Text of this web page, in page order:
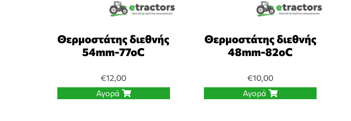
Θερμοστάτης διεθνής
54mm-77oC
€12,00
Αγορά
Θερμοστάτης διεθνής
48mm-82oC
€10,00
Αγορά